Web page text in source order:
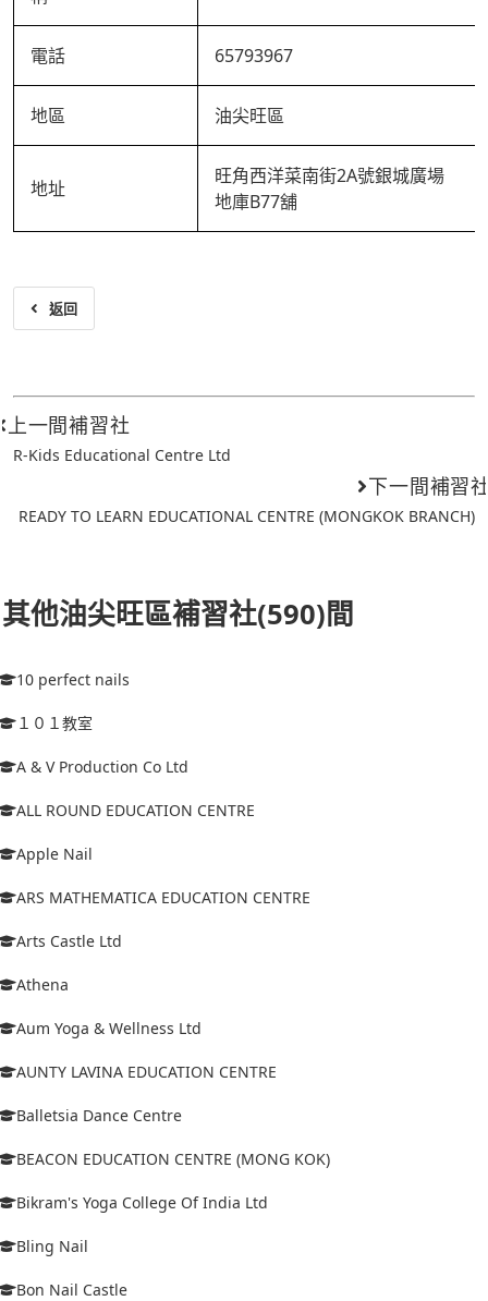
電話 65793967
地區 油尖旺區
地址
旺角西洋菜南街2A號銀城廣場
地庫B77舖
返回
上一間補習社
R-Kids Educational Centre Ltd
下一間補習
READY TO LEARN EDUCATIONAL CENTRE (MONGKOK BRANCH)
其他油尖旺區補習社(590)間
10 perfect nails
１０１教室
A & V Production Co Ltd
ALL ROUND EDUCATION CENTRE
Apple Nail
ARS MATHEMATICA EDUCATION CENTRE
Arts Castle Ltd
Athena
Aum Yoga & Wellness Ltd
AUNTY LAVINA EDUCATION CENTRE
Balletsia Dance Centre
BEACON EDUCATION CENTRE (MONG KOK)
Bikram's Yoga College Of India Ltd
Bling Nail
Bon Nail Castle